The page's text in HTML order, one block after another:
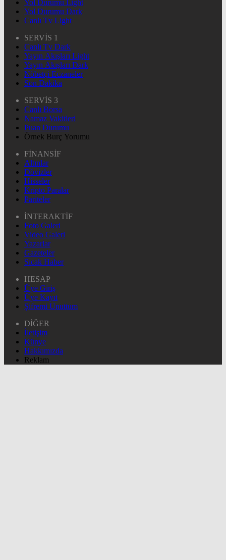
Yol Durumu Light
Yol Durumu Dark
Canlı Tv Light
SERVİS 1
Canlı Tv Dark
Yayın Akışları Light
Yayın Akışları Dark
Nöbetçi Eczaneler
Son Dakika
SERVİS 3
Canlı Borsa
Namaz Vakitleri
Puan Durumu
Örnek Burç Yorumu
FİNANSİF
Altınlar
Dövizler
Hisseler
Kripto Paralar
Pariteler
İNTERAKTİF
Foto Galeri
Video Galeri
Yazarlar
Gazeteler
Sıcak Haber
HESAP
Üye Giriş
Üye Kayıt
Şifremi Unuttum
DİĞER
İletişim
Künye
Hakkımızda
Reklam